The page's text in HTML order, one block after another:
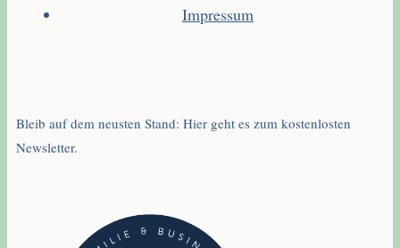
Impressum
Bleib auf dem neusten Stand: Hier geht es zum kostenlosten
Newsletter.